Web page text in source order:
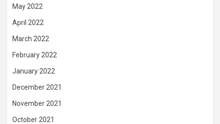
May 2022
April 2022
March 2022
February 2022
January 2022
December 2021
November 2021
October 2021